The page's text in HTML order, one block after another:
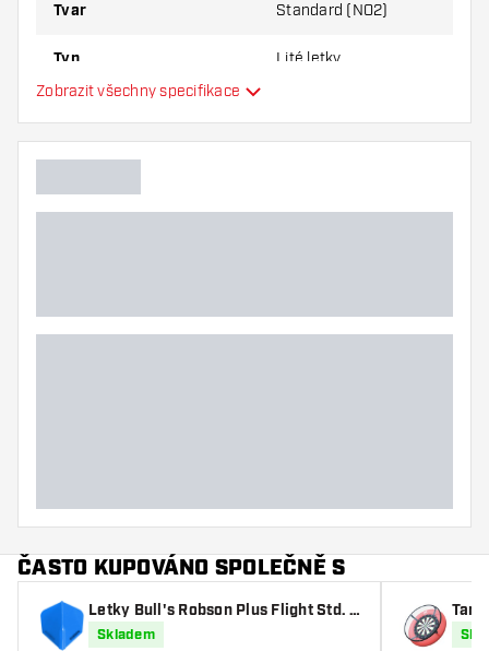
Tvar Standard (NO2)
Typ Lité letky
Hlavní barva
Zobrazit všechny specifikace
ČASTO KUPOVÁNO SPOLEČNĚ S
Letky Bull's Robson Plus Flight Std. -
Blue
Skladem
ení